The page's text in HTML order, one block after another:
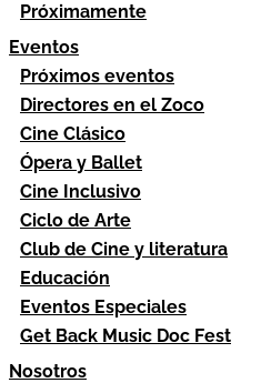
Próximamente
Eventos
Próximos eventos
Directores en el Zoco
Cine Clásico
Ópera y Ballet
Cine Inclusivo
Ciclo de Arte
Club de Cine y literatura
Educación
Eventos Especiales
Get Back Music Doc Fest
Nosotros